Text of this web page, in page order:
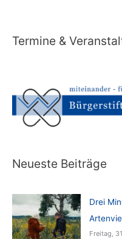
Termine &
Neueste Beiträge
Drei
Freitag,